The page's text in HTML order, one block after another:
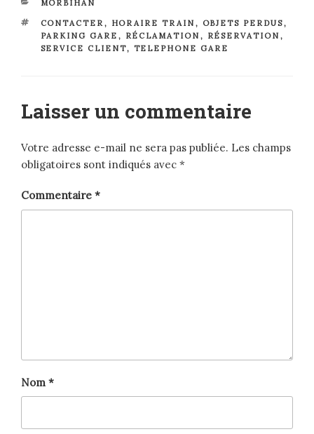
CATÉGORIES
MORBIHAN
ÉTIQUETTES
CONTACTER, HORAIRE TRAIN , OBJETS PERDUS,
PARKING GARE , RÉCLAMATION , RÉSERVATION ,
SERVICE CLIENT, TELEPHONE GARE
Laisser un commentaire
Votre adresse e-mail ne sera pas publiée. Les champs
obligatoires sont indiqués avec *
Commentaire *
Nom *